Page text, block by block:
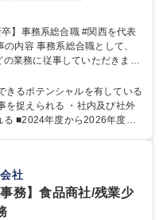
業務に従事していただきま
業務 ■海外に関係する各種業
の適性及び将来のキャリアを
育成】OJTでの現場育成や研
るポテンシャルを有している
を捉えられる ・社内及び社外
度ま
や気候変動による自然災害の
重要性が高まっています。
会の実現に貢献してまいりま
： 資格：
社
務】食品商社/残業少